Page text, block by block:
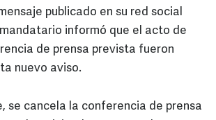
publicado en su red social
informó que el acto de
de prensa prevista fueron
nuevo aviso.
se cancela la conferencia de prensa